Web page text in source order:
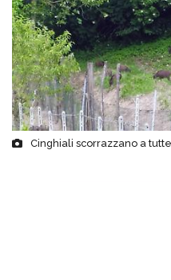
Cinghiali scorrazzano a